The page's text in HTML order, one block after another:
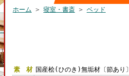
ホーム > 寝室・書斎 > ベッド
素 材 国産桧(ひのき)無垢材〔節あり〕